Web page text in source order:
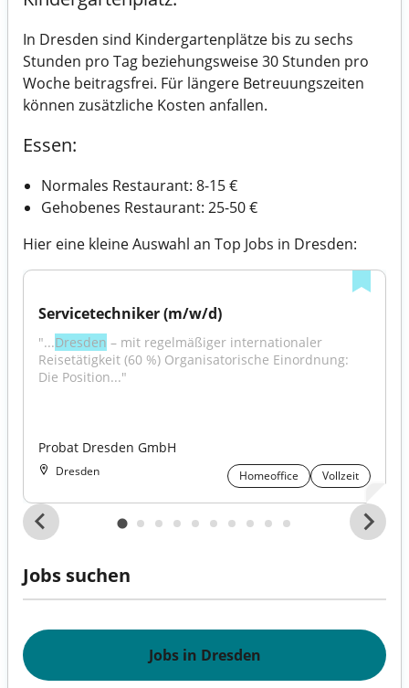
In Dresden sind Kindergartenplätze bis zu sechs
Stunden pro Tag beziehungsweise 30 Stunden pro
Woche beitragsfrei. Für längere Betreuungszeiten
können zusätzliche Kosten anfallen.
Essen:
Normales Restaurant: 8-15 €
Gehobenes Restaurant: 25-50 €
Hier eine kleine Auswahl an Top Jobs in Dresden:
Servicetechniker (m/w/d)
"...Dresden – mit regelmäßiger internationaler
Reisetätigkeit (60 %) Organisatorische Einordnung:
Die Position..."
Probat Dresden GmbH
Dresden Homeoffice Vollzeit
Jobs suchen
Jobs in Dresden